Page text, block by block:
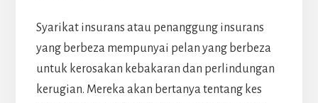
Syarikat insurans atau penanggung insurans
yang berbeza mempunyai pelan yang berbeza
untuk kerosakan kebakaran dan perlindungan
kerugian. Mereka akan bertanya tentang kes